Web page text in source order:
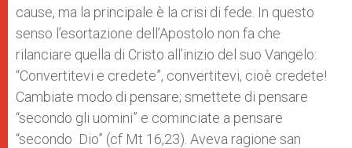
cause, ma la principale è la crisi di fede. In questo
senso l’esortazione dell’Apostolo non fa che
rilanciare quella di Cristo all’inizio del suo Vangelo:
“Convertitevi e credete”, convertitevi, cioè credete!
Cambiate modo di pensare; smettete di pensare
“secondo gli uomini” e cominciate a pensare
“secondo Dio” (cf Mt 16,23). Aveva ragione san